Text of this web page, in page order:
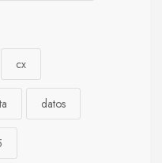
cx
datos